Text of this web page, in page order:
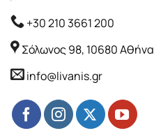
+30 210 3661 200
Σόλωνος 98, 10680 Αθήνα
info@livanis.gr